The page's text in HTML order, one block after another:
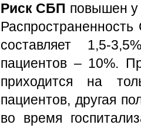
Риск СБП повышен у
составляет 1,5-
пациентов – 10%.
приходится на
пациентов, другая
во время